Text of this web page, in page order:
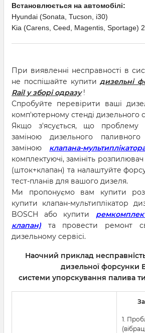
Встановлюється на автомобілі:
Hyundai (Sonata, Tucson, i30)
Kia (Carens, Ceed, Magentis, Sportage)
При виявленні несправності в
не поспішайте купитидизельні
Rail у зборі одразу!
Спробуйте перевірити ваші
комп'ютерному стенді дизельного
Якщо з'ясується, що проблему
заміною дизельного
заміною клапана-
комплектуючі, замініть
(шток+клапан) та налаштуйте
тест-планів для вашого дизеля.
Ми пропонуємо вам купити
купити клапан-мультиплікатор
BOSCH або купити
клапан) та провести ремонт
дизельному сервісі.
Наочний приклад
дизельної форсунки
системи упорскування палива
1.